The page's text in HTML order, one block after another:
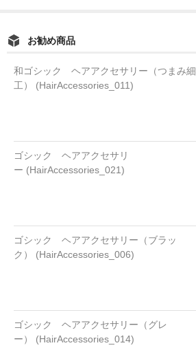
お勧め商品
和ゴシック ヘアアクセサリー（つまみ細
工） (HairAccessories_011)
ゴシック ヘアアクセサリ
ー (HairAccessories_021)
ゴシック ヘアアクセサリー（ブラッ
ク） (HairAccessories_006)
ゴシック ヘアアクセサリー（グレ
ー） (HairAccessories_014)